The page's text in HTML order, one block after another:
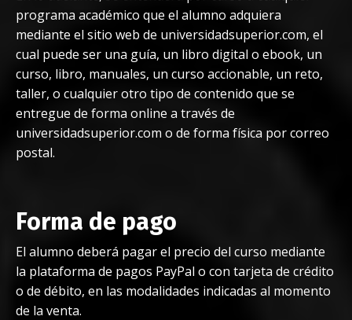
programa académico que el alumno adquiera
mediante el sitio web de universidadsuperior.com, el
cual puede ser una guía, un libro digital o ebook, un
curso, libro, manuales, un curso accionable, un reto,
taller, o cualquier otro tipo de contenido que se
entregue de forma online a través de
universidadsuperior.com o de forma física por correo
postal.
Forma de pago
El alumno deberá pagar el precio del curso mediante
la plataforma de pagos PayPal o con tarjeta de crédito
o de débito, en las modalidades indicadas al momento
de la venta.